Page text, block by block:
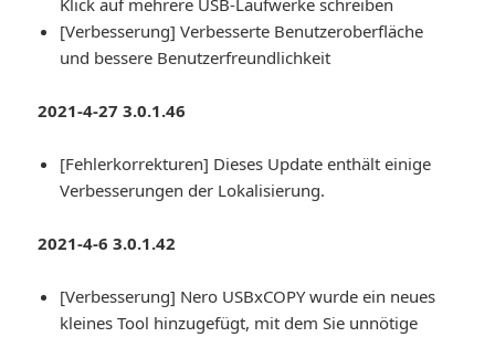
Klick auf mehrere USB-Laufwerke schreiben
[Verbesserung] Verbesserte Benutzeroberfläche
und bessere Benutzerfreundlichkeit
2021-4-27 3.0.1.46
[Fehlerkorrekturen] Dieses Update enthält einige
Verbesserungen der Lokalisierung.
2021-4-6 3.0.1.42
[Verbesserung] Nero USBxCOPY wurde ein neues
kleines Tool hinzugefügt, mit dem Sie unnötige